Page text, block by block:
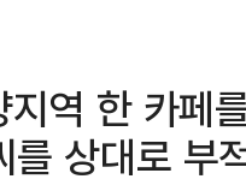
역 한 카페
상대로 부